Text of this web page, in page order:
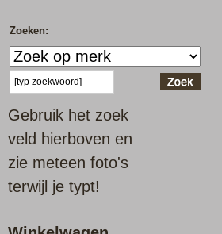
Zoeken:
Gebruik het zoek
veld hierboven en
zie meteen foto's
terwijl je typt!